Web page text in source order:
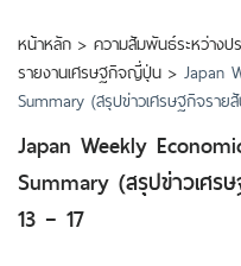
หน้าหลัก > ความสัมพันธ์ระหว่างป
รายงานเศรษฐกิจญี่ปุ่น > Japan
Summary (สรุปข่าวเศรษฐกิจราย
Japan Weekly
Summary (สรุปข่าวเศร
13 – 17